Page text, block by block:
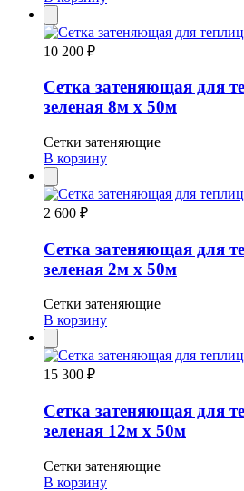
10 200 ₽
Сетка затеняющая для
зеленая 8м х 50м
Сетки затеняющие
В корзину
2 600 ₽
Сетка затеняющая для
зеленая 2м х 50м
Сетки затеняющие
В корзину
15 300 ₽
Сетка затеняющая для
зеленая 12м х 50м
Сетки затеняющие
В корзину